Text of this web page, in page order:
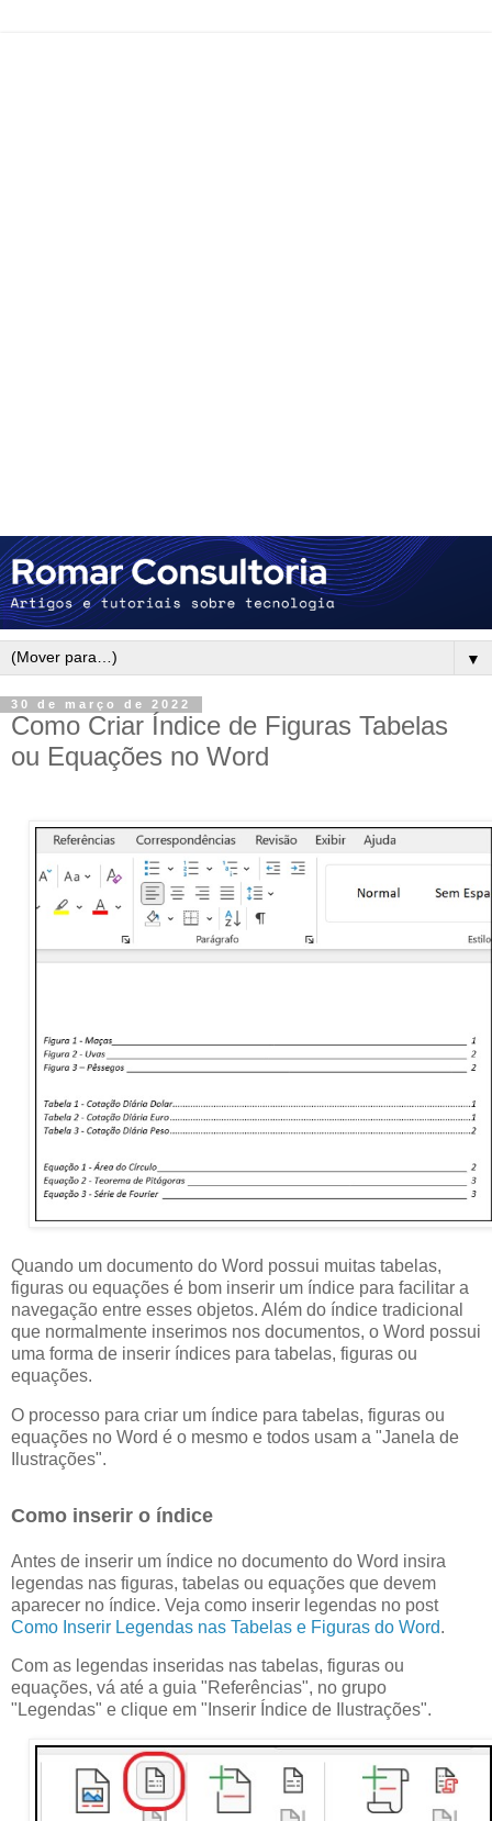
▼
30 de março de 2022
Como Criar Índice de Figuras Tabelas
ou Equações no Word
Quando um documento do Word possui muitas tabelas,
figuras ou equações é bom inserir um índice para facilitar a
navegação entre esses objetos. Além do índice tradicional
que normalmente inserimos nos documentos, o Word possui
uma forma de inserir índices para tabelas, figuras ou
equações.
O processo para criar um índice para tabelas, figuras ou
equações no Word é o mesmo e todos usam a "Janela de
Ilustrações".
Como inserir o índice
Antes de inserir um índice no documento do Word insira
legendas nas figuras, tabelas ou equações que devem
aparecer no índice. Veja como inserir legendas no post
Como Inserir Legendas nas Tabelas e Figuras do Word.
Com as legendas inseridas nas tabelas, figuras ou
equações, vá até a guia "Referências", no grupo
"Legendas" e clique em "Inserir Índice de Ilustrações".